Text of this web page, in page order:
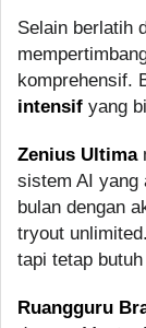
Selain berlatih
komprehensif.
intensif yang
Zenius Ultima
sistem AI yang
bulan dengan
tryout
tapi tetap
Ruangguru